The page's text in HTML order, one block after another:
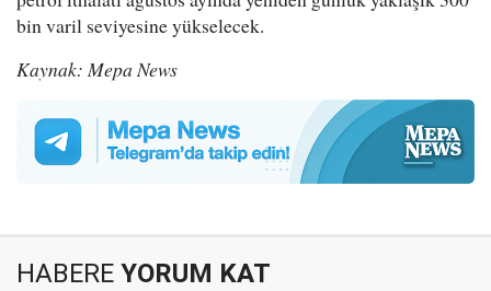
bin varil seviyesine yükselecek.
Kaynak: Mepa News
HABERE YORUM KAT